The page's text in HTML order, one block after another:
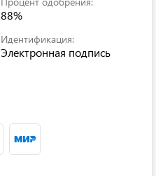
88%
Идентификация:
Электронная подпись